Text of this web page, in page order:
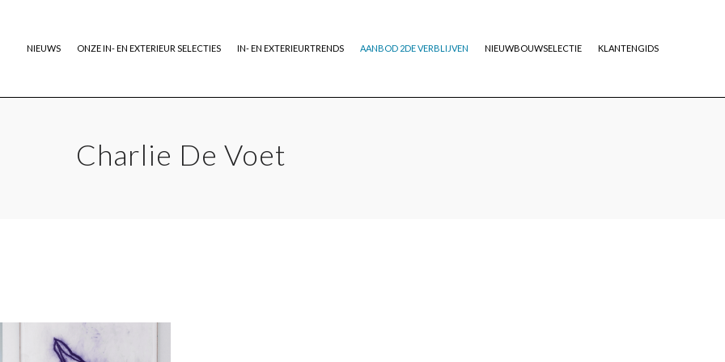
NIEUWS ONZE IN- EN EXTERIEUR SELECTIES IN- EN EXTERIEURTRENDS AANBOD 2DE VERBLIJVEN NIEUWBOUWSELECTIE KLANTENGIDS
Charlie De Voet